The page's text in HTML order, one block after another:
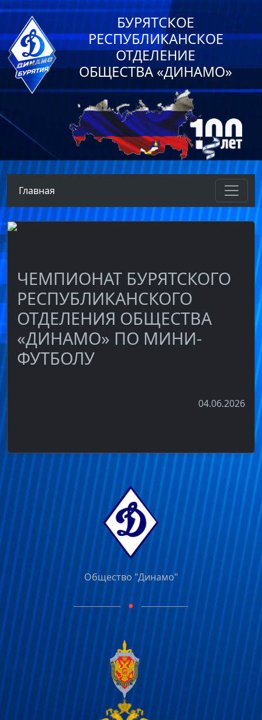
БУРЯТСКОЕ
РЕСПУБЛИКАНСКОЕ
ОТДЕЛЕНИЕ
ОБЩЕСТВА «ДИНАМО»
Главная
ЧЕМПИОНАТ БУРЯТСКОГО
РЕСПУБЛИКАНСКОГО
ОТДЕЛЕНИЯ ОБЩЕСТВА
«ДИНАМО» ПО МИНИ-
ФУТБОЛУ
04.06.2026
Общество "Динамо"